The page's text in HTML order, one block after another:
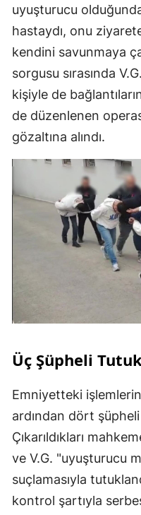
uyuşturucu
hastaydı, onu
kendini savunmaya
sorgusu sırasında
kişiyle de
de düzenlenen
gözaltına alındı.
Üç Şüpheli
Emniyetteki
ardından dört
Çıkarıldıkları
ve V.G. "uyuşturucu
suçlamasıyla
kontrol şartıyla